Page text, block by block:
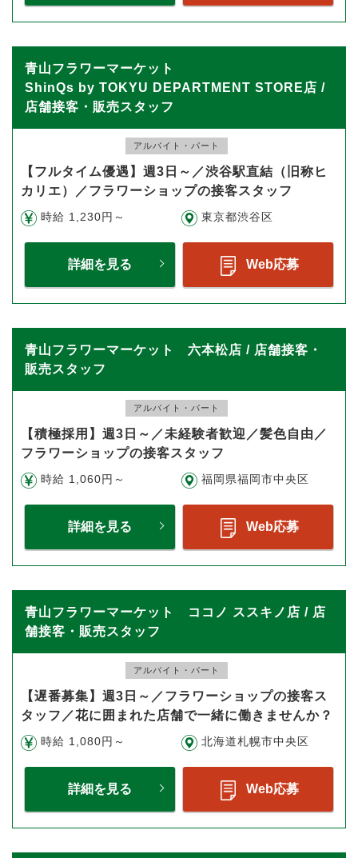
青山フラワーマーケット
ShinQs by TOKYU DEPARTMENT STORE店 /
店舗接客・販売スタッフ
アルバイト・パート
【フルタイム優遇】週3日～／渋谷駅直結（旧称ヒ
カリエ）／フラワーショップの接客スタッフ
時給 1,230円～ 東京都渋谷区
詳細を見る Web応募
青山フラワーマーケット 六本松店 / 店舗接客・
販売スタッフ
アルバイト・パート
【積極採用】週3日～／未経験者歓迎／髪色自由／
フラワーショップの接客スタッフ
時給 1,060円～ 福岡県福岡市中央区
詳細を見る Web応募
青山フラワーマーケット ココノ ススキノ店 / 店
舗接客・販売スタッフ
アルバイト・パート
【遅番募集】週3日～／フラワーショップの接客ス
タッフ／花に囲まれた店舗で一緒に働きませんか？
時給 1,080円～ 北海道札幌市中央区
詳細を見る Web応募